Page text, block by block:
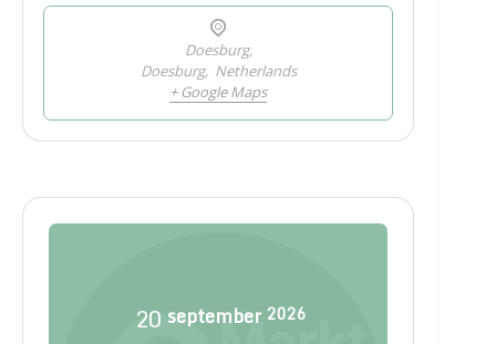
Doesburg,
Doesburg, Netherlands
+ Google Maps
20 september 2026